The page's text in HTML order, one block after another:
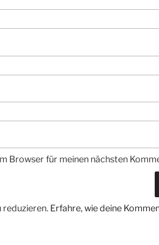
Browser für meinen nächsten
reduzieren. Erfahre, wie deine